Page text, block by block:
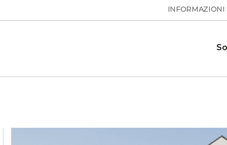
calda sanitaria
INFORMAZIONI